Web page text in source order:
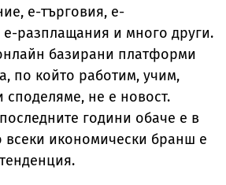
е-търговия, е-
е-разплащания и много други.
базирани платформи
по който работим, учим,
споделяме, не е новост.
години обаче е в
всеки икономически бранш е